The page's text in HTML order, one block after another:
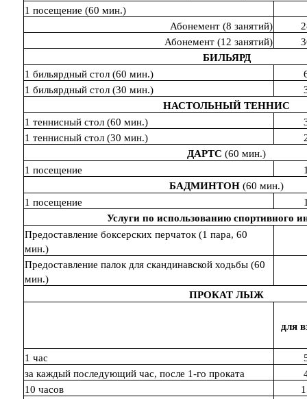
1 посещение (60 мин.)
Абонемент (8 занятий)
Абонемент (12 занятий)
БИЛЬЯРД
1 бильярдный стол (60 мин.)
1 бильярдный стол (30 мин.)
НАСТОЛЬНЫЙ ТЕННИС
1 теннисный стол (60 мин.)
1 теннисный стол (30 мин.)
ДАРТС(60 мин.)
1 посещение
БАДМИНТОН(60 мин.)
1 посещение
Услуги по использованию спортивного
Предоставление боксерских перчаток (1 пара, 60
мин.)
Предоставление палок для скандинавской ходьбы (60
мин.)
ПРОКАТ ЛЫЖ
для
1 час
за каждый последующий час, после 1-го проката
10 часов